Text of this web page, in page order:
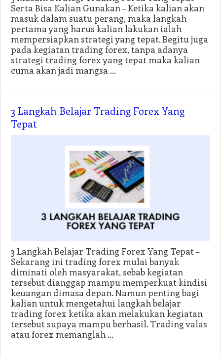
Serta Bisa Kalian Gunakan – Ketika kalian akan
masuk dalam suatu perang, maka langkah
pertama yang harus kalian lakukan ialah
mempersiapkan strategi yang tepat. Begitu juga
pada kegiatan trading forex, tanpa adanya
strategi trading forex yang tepat maka kalian
cuma akan jadi mangsa …
3 Langkah Belajar Trading Forex Yang
Tepat
3 Langkah Belajar Trading Forex Yang Tepat –
Sekarang ini trading forex mulai banyak
diminati oleh masyarakat, sebab kegiatan
tersebut dianggap mampu memperkuat kindisi
keuangan dimasa depan. Namun penting bagi
kalian untuk mengetahui langkah belajar
trading forex ketika akan melakukan kegiatan
tersebut supaya mampu berhasil. Trading valas
atau forex memanglah …